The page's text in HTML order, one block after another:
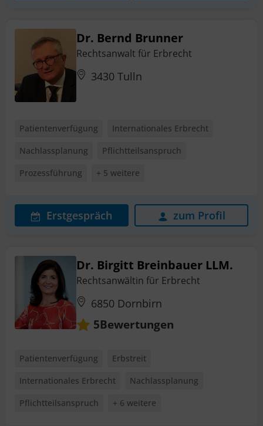
Dr. Bernd Brunner
Rechtsanwalt für Erbrecht
3430 Tulln
Patientenverfügung
Internationales Erbrecht
Nachlassplanung
Pflichtteilsanspruch
Prozessführung
+ 5 weitere
Erstgespräch zum Profil
Dr. Birgitt Breinbauer LLM.
Rechtsanwältin für Erbrecht
6850 Dornbirn
5Bewertungen
Patientenverfügung
Erbstreit
Internationales Erbrecht
Nachlassplanung
Pflichtteilsanspruch
+ 6 weitere